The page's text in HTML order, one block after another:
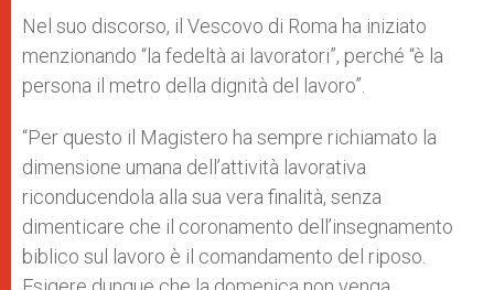
Nel suo discorso, il Vescovo di Roma ha iniziato
menzionando “la fedeltà ai lavoratori”, perché “è la
persona il metro della dignità del lavoro”.
“Per questo il Magistero ha sempre richiamato la
dimensione umana dell’attività lavorativa
riconducendola alla sua vera finalità, senza
dimenticare che il coronamento dell’insegnamento
biblico sul lavoro è il comandamento del riposo.